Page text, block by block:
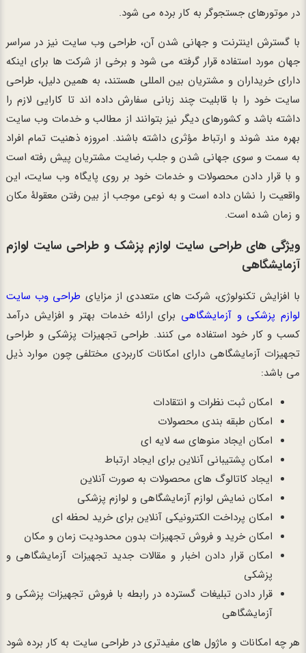
در موتورهای جستجوگر به کار برده می شود.
با گسترش اینترنت و جهانی شدن آن، طراحی وب سایت نیز در سراسر
جهان مورد استفاده قرار گرفته می شود و برخی از شرکت ها برای اینکه
دارای خریداران و مشتریان بین المللی هستند، به همین دلیل، طراحی
سایت خود را با قابلیت چند زبانی سفارش داده اند تا کارایی لازم را
داشته باشد و کشورهای دیگر نیز بتوانند از مطالب و خدمات وب سایت
بهره مند شوند و ارتباط مؤثری داشته باشند. امروزه ذهنیت تمام افراد
به سمت و سوی جهانی شدن و جلب رضایت مشتریان پیش رفته است
و با قرار دادن محصولات و خدمات خود بر روی پایگاه وب سایت، این
واقعیت را نشان داده است و به نوعی موجب از بین رفتن معقولۀ مکان
و زمان شده است.
ویژگی های طراحی سایت لوازم پزشک و طراحی سایت لوازم
آزمایشگاهی
با افزایش تکنولوژی، شرکت های متعددی از مزایای طراحی وب سایت
لوازم پزشکی و آزمایشگاهی برای ارائه خدمات بهتر و افزایش درآمد
کسب و کار خود استفاده می کنند. طراحی تجهیزات پزشکی و طراحی
تجهیزات آزمایشگاهی دارای امکانات کاربردی مختلفی چون موارد ذیل
می باشد:
امکان ثبت نظرات و انتقادات
امکان طبقه بندی محصولات
امکان ایجاد منوهای سه لایه ای
امکان پشتیبانی آنلاین برای ایجاد ارتباط
ایجاد کاتالوگ های محصولات به صورت آنلاین
امکان نمایش لوازم آزمایشگاهی و لوازم پزشکی
امکان پرداخت الکترونیکی آنلاین برای خرید لحظه ای
امکان خرید و فروش تجهیزات بدون محدودیت زمان و مکان
امکان قرار دادن اخبار و مقالات جدید تجهیزات آزمایشگاهی و
پزشکی
قرار دادن تبلیغات گسترده در رابطه با فروش تجهیزات پزشکی و
آزمایشگاهی
هر چه امکانات و ماژول های مفیدتری در طراحی سایت به کار برده شود